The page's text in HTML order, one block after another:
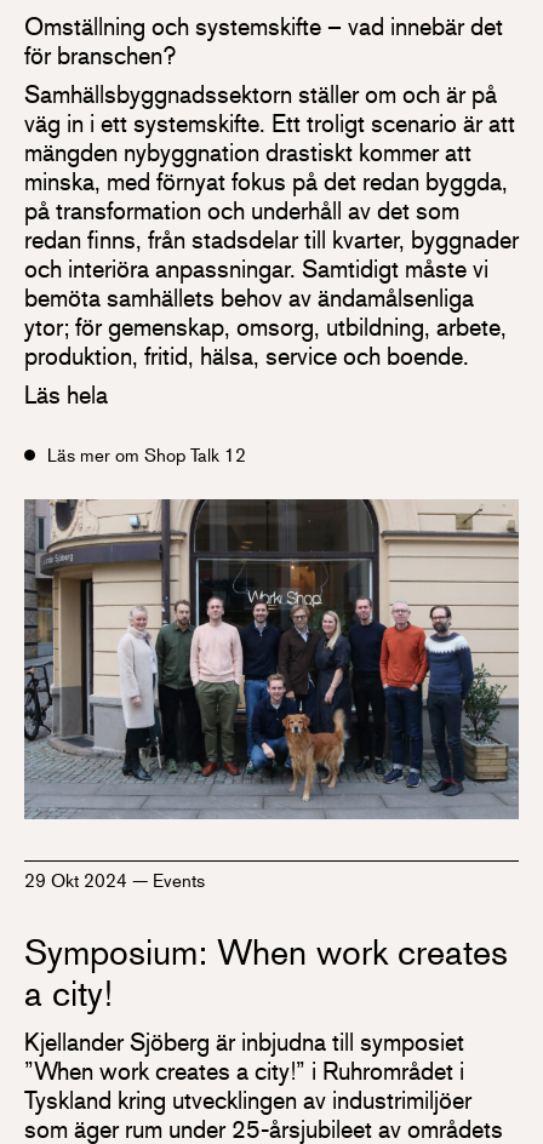
Omställning och systemskifte – vad innebär det
för branschen?
Samhällsbyggnadssektorn ställer om och är på
väg in i ett systemskifte. Ett troligt scenario är att
mängden nybyggnation drastiskt kommer att
minska, med förnyat fokus på det redan byggda,
på transformation och underhåll av det som
redan finns, från stadsdelar till kvarter, byggnader
och interiöra anpassningar. Samtidigt måste vi
bemöta samhällets behov av ändamålsenliga
ytor; för gemenskap, omsorg, utbildning, arbete,
produktion, fritid, hälsa, service och boende.
Läs hela
Läs mer om Shop Talk 12
29 Okt 2024 — Events
Symposium: When work creates
a city!
Kjellander Sjöberg är inbjudna till symposiet
”When work creates a city!” i Ruhrområdet i
Tyskland kring utvecklingen av industrimiljöer
som äger rum under 25-årsjubileet av områdets